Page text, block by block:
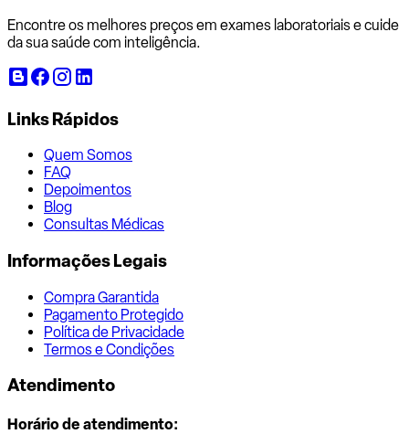
Encontre os melhores preços em exames laboratoriais e cuide
da sua saúde com inteligência.
Links Rápidos
Quem Somos
FAQ
Depoimentos
Blog
Consultas Médicas
Informações Legais
Compra Garantida
Pagamento Protegido
Política de Privacidade
Termos e Condições
Atendimento
Horário de atendimento: